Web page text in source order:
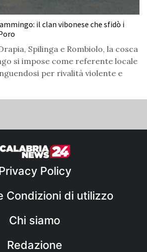
il clan vibonese che sfidò i
Spilinga e Rombiolo, la cosca
si impose come referente locale
per rivalità violente e
Policy
Condizioni di utilizzo
Chi siamo
Redazione